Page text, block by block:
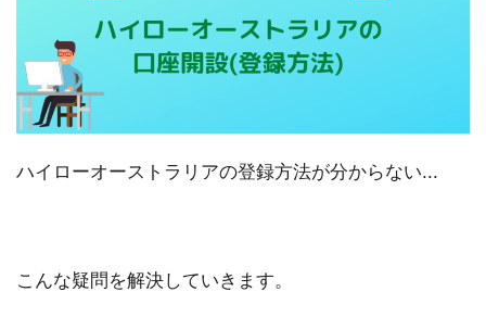
ハイローオーストラリアの登録方法が分からない...
こんな疑問を解決していきます。